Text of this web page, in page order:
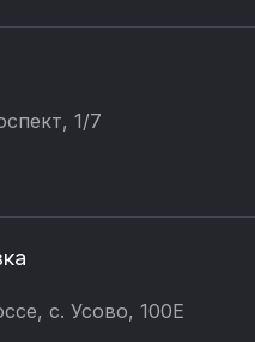
1/7
с. Усово, 100Е